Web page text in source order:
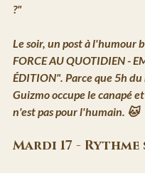
?"
Le soir, un post à l'humour
FORCE AU QUOTIDIEN -
ÉDITION". Parce que 5h
Guizmo occupe le canapé
n'est pas pour l'humain. 🐱
Mardi 17 - Rythme